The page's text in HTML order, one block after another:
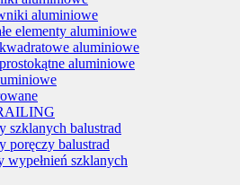
aluminiowe
elementy aluminiowe
aluminiowe
aluminiowe
szklanych balustrad
poręczy balustrad
wypełnień szklanych